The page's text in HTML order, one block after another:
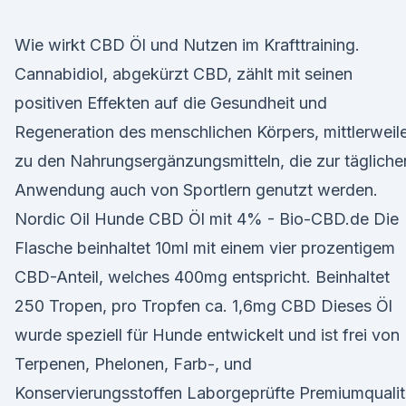
Wie wirkt CBD Öl und Nutzen im Krafttraining.
Cannabidiol, abgekürzt CBD, zählt mit seinen
positiven Effekten auf die Gesundheit und
Regeneration des menschlichen Körpers,
zu den Nahrungsergänzungsmitteln, die zur
Anwendung auch von Sportlern genutzt werden.
Nordic Oil Hunde CBD Öl mit 4% - Bio-CBD.de Die
Flasche beinhaltet 10ml mit einem vier prozentigem
CBD-Anteil, welches 400mg entspricht. Beinhaltet
250 Tropen, pro Tropfen ca. 1,6mg CBD Dieses Öl
wurde speziell für Hunde entwickelt und ist frei von
Terpenen, Phelonen, Farb-, und
Konservierungsstoffen Laborgeprüfte